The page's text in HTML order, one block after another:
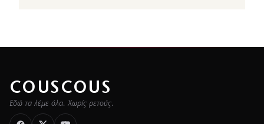
COUSCOUS
Εδώ τα λέμε όλα. Χωρίς ρετούς.